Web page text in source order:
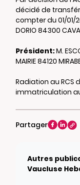
décidé de
compter du 01/01/
DORIO 84300
Président:M.
MAIRIE 84120
Radiation au RCS
immatriculation au
Partager
Autres
Vaucluse